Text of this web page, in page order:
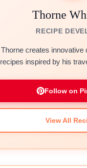
Thorne
RECIPE
Thorne creates innovative
recipes inspired by his
Follow on
View All